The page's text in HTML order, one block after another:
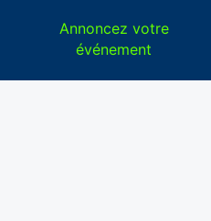
Annoncez votre
événement